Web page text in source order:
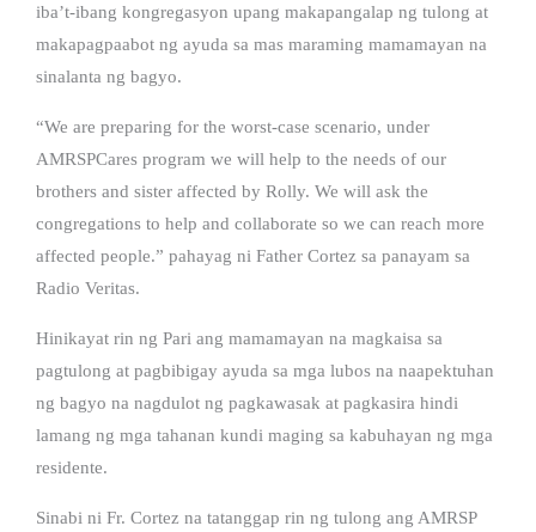
iba’t-ibang kongregasyon upang makapangalap ng tulong at
makapagpaabot ng ayuda sa mas maraming mamamayan na
sinalanta ng bagyo.
“We are preparing for the worst-case scenario, under
AMRSPCares program we will help to the needs of our
brothers and sister affected by Rolly. We will ask the
congregations to help and collaborate so we can reach more
affected people.” pahayag ni Father Cortez sa panayam sa
Radio Veritas.
Hinikayat rin ng Pari ang mamamayan na magkaisa sa
pagtulong at pagbibigay ayuda sa mga lubos na naapektuhan
ng bagyo na nagdulot ng pagkawasak at pagkasira hindi
lamang ng mga tahanan kundi maging sa kabuhayan ng mga
residente.
Sinabi ni Fr. Cortez na tatanggap rin ng tulong ang AMRSP